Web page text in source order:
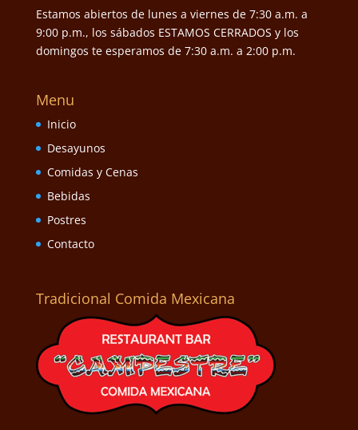
Estamos abiertos de lunes a viernes de 7:30 a.m. a
9:00 p.m., los sábados ESTAMOS CERRADOS y los
domingos te esperamos de 7:30 a.m. a 2:00 p.m.
Menu
Inicio
Desayunos
Comidas y Cenas
Bebidas
Postres
Contacto
Tradicional Comida Mexicana